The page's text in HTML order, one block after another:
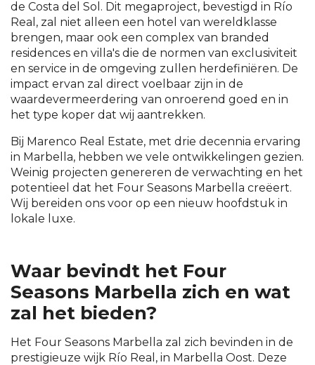
de Costa del Sol. Dit megaproject, bevestigd in Río
Real, zal niet alleen een hotel van wereldklasse
brengen, maar ook een complex van branded
residences en villa's die de normen van exclusiviteit
en service in de omgeving zullen herdefiniëren. De
impact ervan zal direct voelbaar zijn in de
waardevermeerdering van onroerend goed en in
het type koper dat wij aantrekken.
Bij Marenco Real Estate, met drie decennia ervaring
in Marbella, hebben we vele ontwikkelingen gezien.
Weinig projecten genereren de verwachting en het
potentieel dat het Four Seasons Marbella creëert.
Wij bereiden ons voor op een nieuw hoofdstuk in
lokale luxe.
Waar bevindt het Four
Seasons Marbella zich en wat
zal het bieden?
Het Four Seasons Marbella zal zich bevinden in de
prestigieuze wijk Río Real, in Marbella Oost. Deze